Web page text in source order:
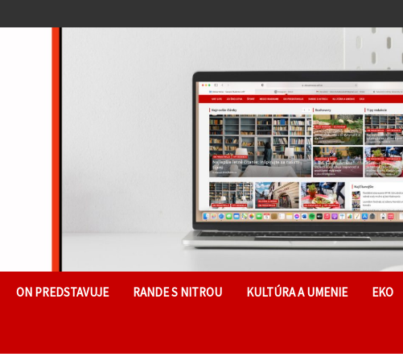
ON PREDSTAVUJE RANDE S NITROU KULTÚRA A UMENIE EKO